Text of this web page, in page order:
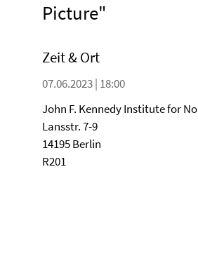
Picture"
Zeit & Ort
07.06.2023 | 18:00
John F. Kennedy Institute for
Lansstr. 7-9
14195 Berlin
R201